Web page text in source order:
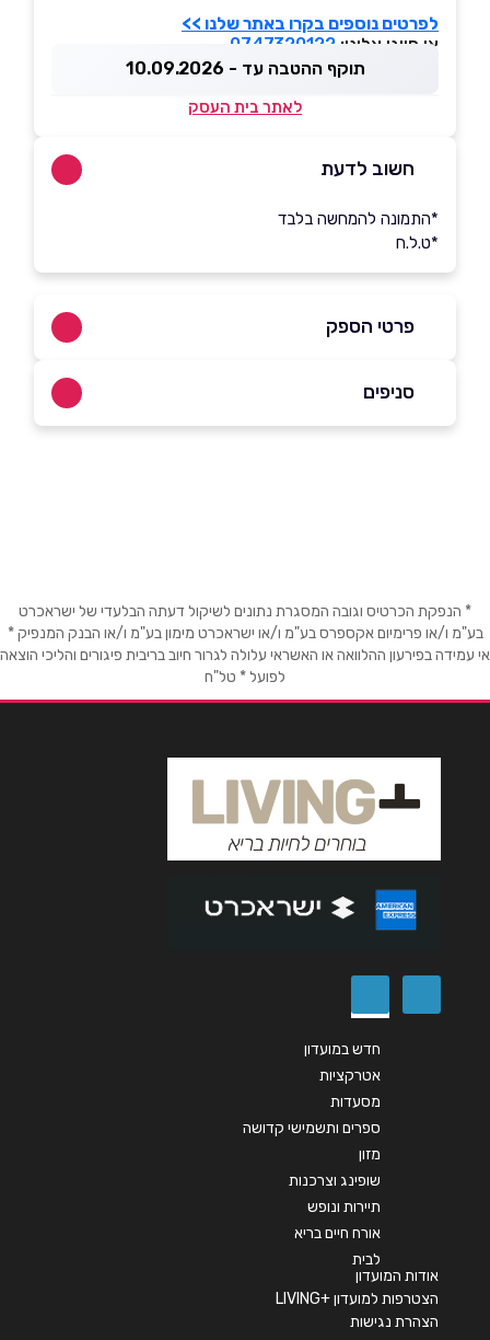
לפרטים נוספים בקרו באתר שלנו >>
או חייגו אלינו: 0747320122
תוקף ההטבה עד - 10.09.2026
לאתר בית העסק
חשוב לדעת
*התמונה להמחשה בלבד
*ט.ל.ח
פרטי הספק
באתר בפייסבוק
טלפון*
אנא חזרו אלי בקשר ל...
סניפים
* הנפקת הכרטיס וגובה המסגרת נתונים לשיקול דעתה הבלעדי של ישראכרט
בע"מ ו/או פרימיום אקספרס בע"מ ו/או ישראכרט מימון בע"מ ו/או הבנק המנפיק *
אי עמידה בפירעון ההלוואה או האשראי עלולה לגרור חיוב בריבית פיגורים והליכי הוצאה
לפועל * טל"ח
חדש במועדון
אטרקציות
מסעדות
ספרים ותשמישי קדושה
מזון
שופינג וצרכנות
תיירות ונופש
אורח חיים בריא
לבית
אודות המועדון
הצטרפות למועדון +LIVING
הצהרת נגישות